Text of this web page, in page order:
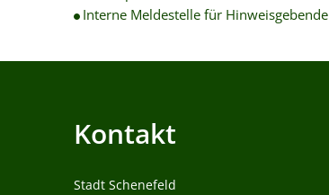
Interne Meldestelle für Hinweisgebende
Kontakt
Stadt Schenefeld